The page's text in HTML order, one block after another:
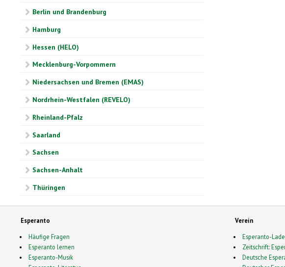
Berlin und Brandenburg
Hamburg
Hessen (HELO)
Mecklenburg-Vorpommern
Niedersachsen und Bremen (EMAS)
Nordrhein-Westfalen (REVELO)
Rheinland-Pfalz
Saarland
Sachsen
Sachsen-Anhalt
Thüringen
Esperanto
Häufige Fragen
Esperanto lernen
Esperanto-Musik
Verein
Esperanto-
Zeitschrift:
Deutsche